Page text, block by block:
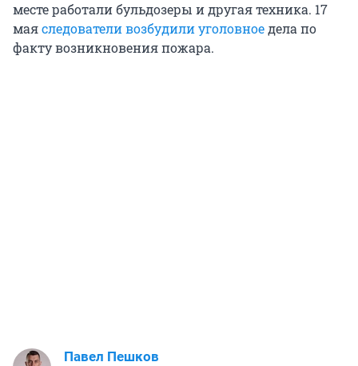
месте работали бульдозеры и другая техника. 17
маяследователи возбудили уголовноедела по
факту возникновения пожара.
Павел Пешков